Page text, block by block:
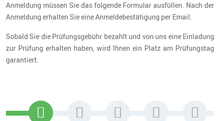
Anmeldung müssen Sie das folgende Formular ausfüllen. Nach der
Anmeldung erhalten Sie eine Anmeldebestätigung per Email.
Sobald Sie die Prüfungsgebühr bezahlt und von uns eine Einladung
zur Prüfung erhalten haben, wird Ihnen ein Platz am Prüfungstag
garantiert.